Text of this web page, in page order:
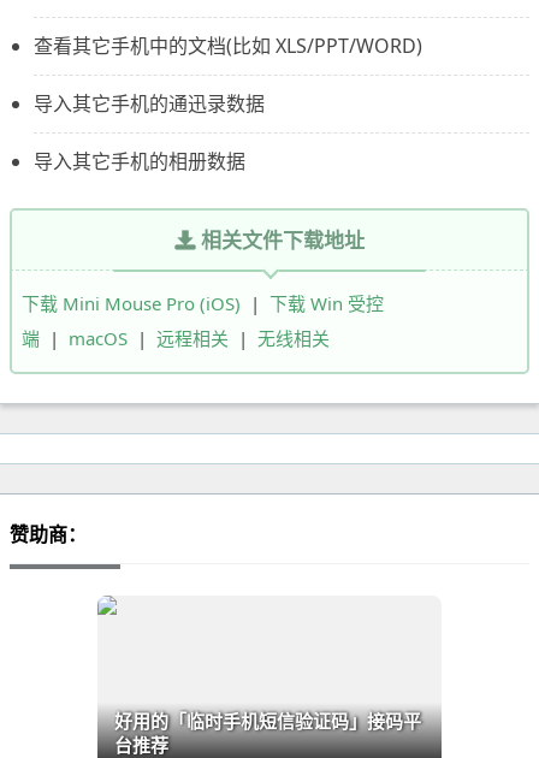
查看其它手机中的文档(比如 XLS/PPT/WORD)
导入其它手机的通迅录数据
导入其它手机的相册数据
相关文件下载地址
下载 Mini Mouse Pro (iOS) | 下载 Win 受控
端 | macOS | 远程相关 | 无线相关
赞助商：
好用的「临时手机短信验证码」接码平
台推荐